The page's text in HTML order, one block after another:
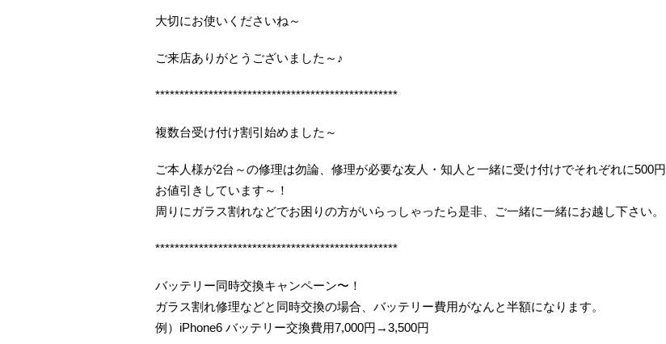
大切にお使いくださいね～
ご来店ありがとうございました～♪
**************************************************
複数台受け付け割引始めました～
ご本人様が2台～の修理は勿論、修理が必要な友人・知人と一緒に受け付けでそれぞれに500円
お値引きしています～！
周りにガラス割れなどでお困りの方がいらっしゃったら是非、ご一緒に一緒にお越し下さい。
**************************************************
バッテリー同時交換キャンペーン〜！
ガラス割れ修理などと同時交換の場合、バッテリー費用がなんと半額になります。
例）iPhone6 バッテリー交換費用7,000円→3,500円